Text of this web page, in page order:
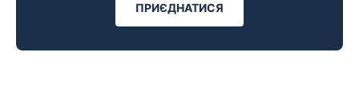
ПРИЄДНАТИСЯ